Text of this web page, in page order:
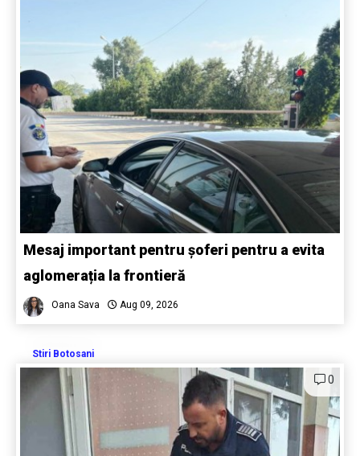
Mesaj important pentru șoferi pentru a evita
aglomerația la frontieră
Oana Sava Aug 09, 2026
Stiri Botosani
0